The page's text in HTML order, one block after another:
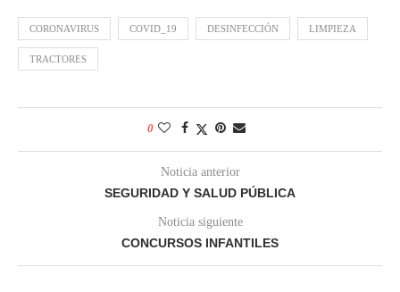
CORONAVIRUS COVID_19 DESINFECCIÓN LIMPIEZA
TRACTORES
0
Noticia anterior
SEGURIDAD Y SALUD PÚBLICA
Noticia siguiente
CONCURSOS INFANTILES